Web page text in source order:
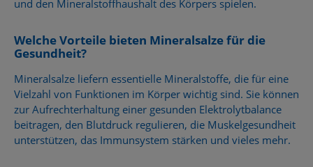
und den Mineralstoffhaushalt des Körpers spielen.
Welche Vorteile bieten Mineralsalze für die
Gesundheit?
Mineralsalze liefern essentielle Mineralstoffe, die für eine
Vielzahl von Funktionen im Körper wichtig sind. Sie können
zur Aufrechterhaltung einer gesunden Elektrolytbalance
beitragen, den Blutdruck regulieren, die Muskelgesundheit
unterstützen, das Immunsystem stärken und vieles mehr.